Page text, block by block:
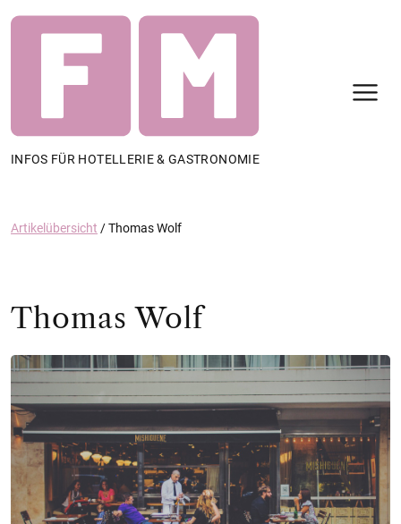
INFOS FÜR HOTELLERIE & GASTRONOMIE
Artikelübersicht /Thomas Wolf
Thomas Wolf